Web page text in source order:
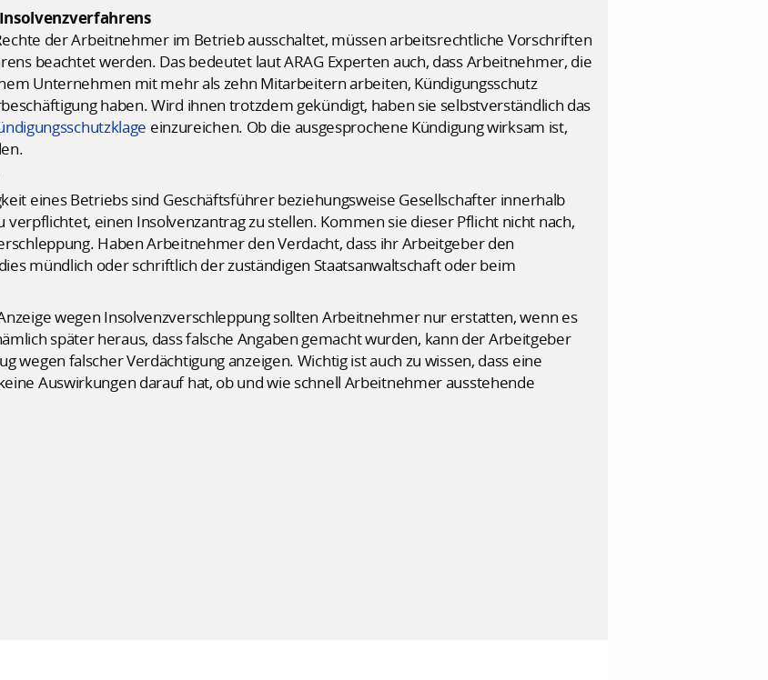
der Arbeitnehmer im Betrieb ausschaltet, müssen arbeitsrechtliche Vorschriften
beachtet werden. Das bedeutet laut ARAG Experten auch, dass Arbeitnehmer, die
Unternehmen mit mehr als zehn Mitarbeitern arbeiten, Kündigungsschutz
haben. Wird ihnen trotzdem gekündigt, haben sie selbstverständlich das
einzureichen. Ob die ausgesprochene Kündigung wirksam ist,
eines Betriebs sind Geschäftsführer beziehungsweise Gesellschafter innerhalb
verpflichtet, einen Insolvenzantrag zu stellen. Kommen sie dieser Pflicht nicht nach,
Haben Arbeitnehmer den Verdacht, dass ihr Arbeitgeber den
mündlich oder schriftlich der zuständigen Staatsanwaltschaft oder beim
wegen Insolvenzverschleppung sollten Arbeitnehmer nur erstatten, wenn es
später heraus, dass falsche Angaben gemacht wurden, kann der Arbeitgeber
wegen falscher Verdächtigung anzeigen. Wichtig ist auch zu wissen, dass eine
Auswirkungen darauf hat, ob und wie schnell Arbeitnehmer ausstehende